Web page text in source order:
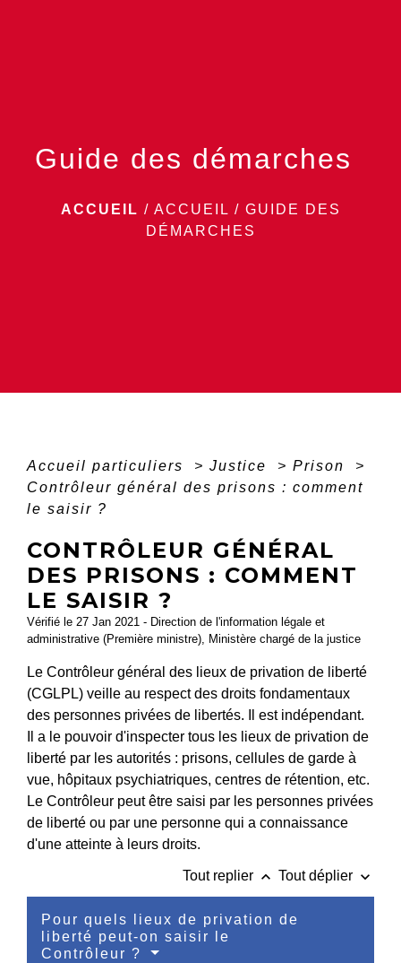
Guide des démarches
ACCUEIL / ACCUEIL / GUIDE DES
DÉMARCHES
Accueil particuliers > Justice > Prison
>
Contrôleur général des prisons : comment
le saisir ?
CONTRÔLEUR GÉNÉRAL
DES PRISONS : COMMENT
LE SAISIR ?
Vérifié le 27 Jan 2021 - Direction de l'information légale et
administrative (Première ministre), Ministère chargé de la justice
Le Contrôleur général des lieux de privation de liberté
(CGLPL) veille au respect des droits fondamentaux
des personnes privées de libertés. Il est indépendant.
Il a le pouvoir d'inspecter tous les lieux de privation de
liberté par les autorités : prisons, cellules de garde à
vue, hôpitaux psychiatriques, centres de rétention, etc.
Le Contrôleur peut être saisi par les personnes privées
de liberté ou par une personne qui a connaissance
d'une atteinte à leurs droits.
Tout replier keyboard_arrow_up Tout déplier keyboard_arrow_down
Pour quels lieux de privation de
liberté peut-on saisir le
Contrôleur ?